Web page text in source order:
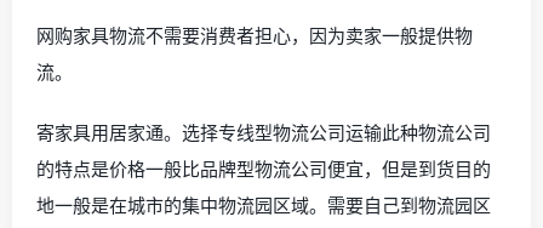
网购家具物流不需要消费者担心，因为卖家一般提供物
流。
寄家具用居家通。选择专线型物流公司运输此种物流公司
的特点是价格一般比品牌型物流公司便宜，但是到货目的
地一般是在城市的集中物流园区域。需要自己到物流园区